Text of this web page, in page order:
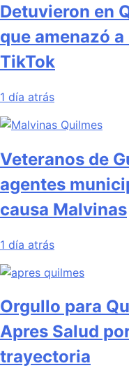
Detuvieron en
que amenazó
TikTok
1 día atrás
Veteranos de
agentes
causa Malvinas
1 día atrás
Orgullo para
Apres Salud
trayectoria